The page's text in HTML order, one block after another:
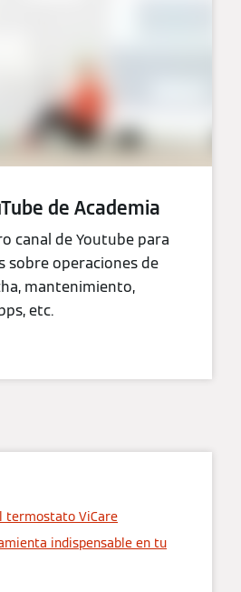
de Academia
canal de Youtube para
sobre operaciones de
mantenimiento,
etc.
termostato ViCare
indispensable en tu